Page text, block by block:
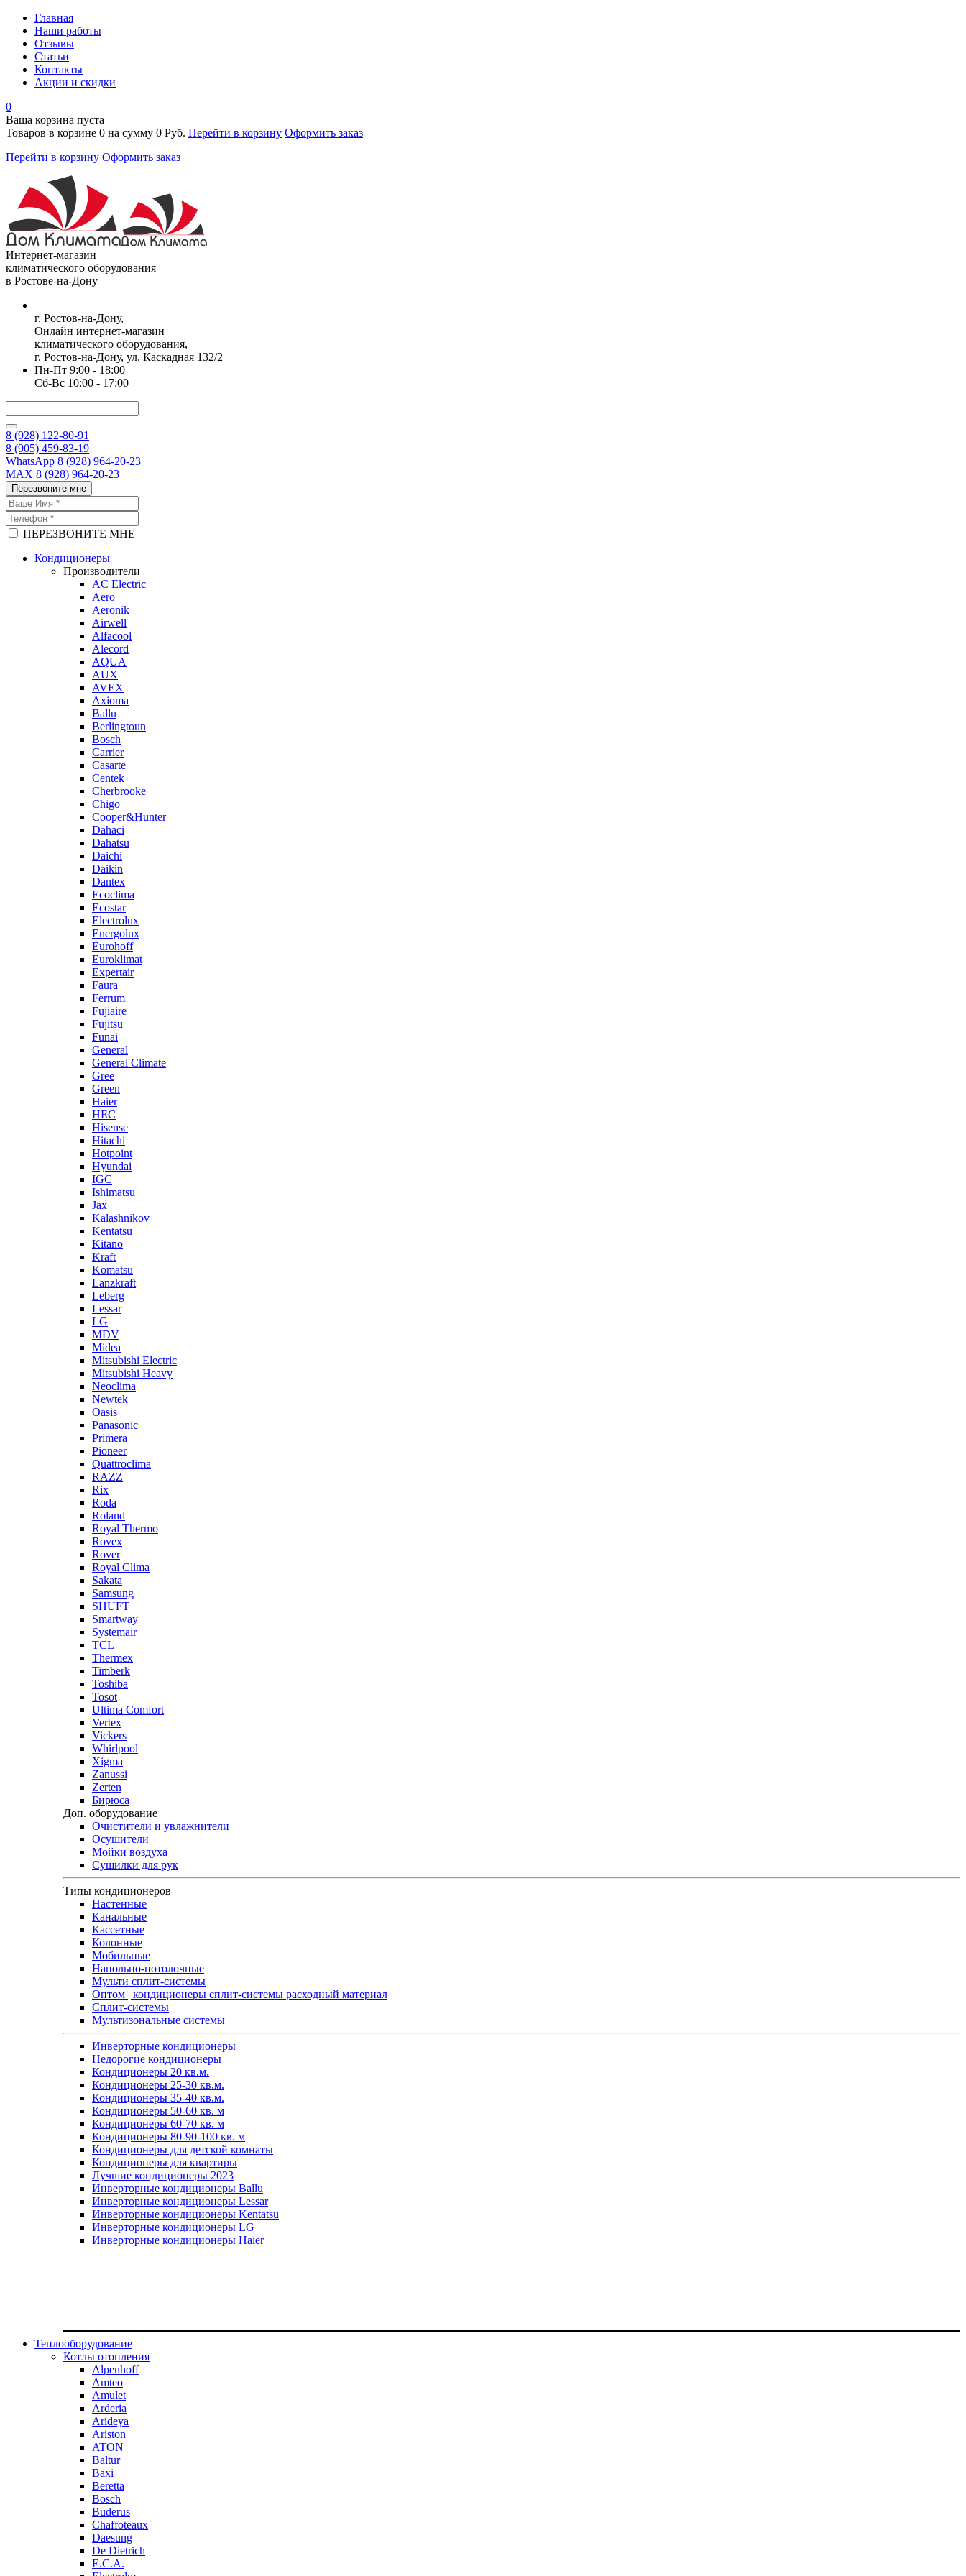
Главная
Наши работы
Отзывы
Статьи
Контакты
Акции и скидки
0
Ваша корзина пуста
Товаров в корзине 0 на сумму 0 Руб. Перейти в корзину Оформить заказ
Перейти в корзину Оформить заказ
Интернет-магазин
климатического оборудования
в Ростове-на-Дону
г. Ростов-на-Дону,
Онлайн интернет-магазин
климатического оборудования,
г. Ростов-на-Дону, ул. Каскадная 132/2
Пн-Пт 9:00 - 18:00
Сб-Вс 10:00 - 17:00
8 (928) 122-80-91
8 (905) 459-83-19
WhatsApp 8 (928) 964-20-23
MAX 8 (928) 964-20-23
Перезвоните мне
ПЕРЕЗВОНИТЕ МНЕ
Кондиционеры
Производители
AC Electric
Aero
Aeronik
Airwell
Alfacool
Alecord
AQUA
AUX
AVEX
Axioma
Ballu
Berlingtoun
Bosch
Carrier
Casarte
Centek
Cherbrooke
Chigo
Cooper&Hunter
Dahaci
Dahatsu
Daichi
Daikin
Dantex
Ecoclima
Ecostar
Electrolux
Energolux
Eurohoff
Euroklimat
Expertair
Faura
Ferrum
Fujiaire
Fujitsu
Funai
General
General Climate
Gree
Green
Haier
HEC
Hisense
Hitachi
Hotpoint
Hyundai
IGC
Ishimatsu
Jax
Kalashnikov
Kentatsu
Kitano
Kraft
Komatsu
Lanzkraft
Leberg
Lessar
LG
MDV
Midea
Mitsubishi Electric
Mitsubishi Heavy
Neoclima
Newtek
Oasis
Panasonic
Primera
Pioneer
Quattroclima
RAZZ
Rix
Roda
Roland
Royal Thermo
Rovex
Rover
Royal Clima
Sakata
Samsung
SHUFT
Smartway
Systemair
TCL
Thermex
Timberk
Toshiba
Tosot
Ultima Comfort
Vertex
Vickers
Whirlpool
Xigma
Zanussi
Zerten
Бирюса
Доп. оборудование
Очистители и увлажнители
Осушители
Мойки воздуха
Сушилки для рук
Типы кондиционеров
Настенные
Канальные
Кассетные
Колонные
Мобильные
Напольно-потолочные
Мульти сплит-системы
Оптом | кондиционеры сплит-системы расходный материал
Сплит-системы
Мультизональные системы
Инверторные кондиционеры
Недорогие кондиционеры
Кондиционеры 20 кв.м.
Кондиционеры 25-30 кв.м.
Кондиционеры 35-40 кв.м.
Кондиционеры 50-60 кв. м
Кондиционеры 60-70 кв. м
Кондиционеры 80-90-100 кв. м
Кондиционеры для детской комнаты
Кондиционеры для квартиры
Лучшие кондиционеры 2023
Инверторные кондиционеры Ballu
Инверторные кондиционеры Lessar
Инверторные кондиционеры Kentatsu
Инверторные кондиционеры LG
Инверторные кондиционеры Haier
Теплооборудование
Котлы отопления
Alpenhoff
Amteo
Amulet
Arderia
Arideya
Ariston
ATON
Baltur
Baxi
Beretta
Bosch
Buderus
Chaffoteaux
Daesung
De Dietrich
E.C.A.